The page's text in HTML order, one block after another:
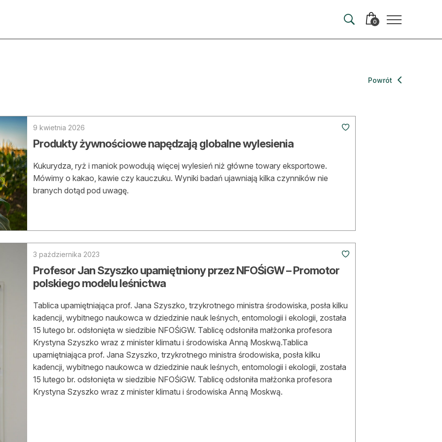
0
do lasu
drwala
na zakupach
prywatne
Archiwum
Kontakt
Powrót
9 kwietnia 2026
Produkty żywnościowe napędzają globalne wylesienia
Kukurydza, ryż i maniok powodują więcej wylesień niż główne towary eksportowe.
Mówimy o kakao, kawie czy kauczuku. Wyniki badań ujawniają kilka czynników nie
branych dotąd pod uwagę.
3 października 2023
Profesor Jan Szyszko upamiętniony przez NFOŚiGW – Promotor
polskiego modelu leśnictwa
Tablica upamiętniająca prof. Jana Szyszko, trzykrotnego ministra środowiska, posła kilku
kadencji, wybitnego naukowca w dziedzinie nauk leśnych, entomologii i ekologii, została
15 lutego br. odsłonięta w siedzibie NFOŚiGW. Tablicę odsłoniła małżonka profesora
Krystyna Szyszko wraz z minister klimatu i środowiska Anną Moskwą.Tablica
upamiętniająca prof. Jana Szyszko, trzykrotnego ministra środowiska, posła kilku
kadencji, wybitnego naukowca w dziedzinie nauk leśnych, entomologii i ekologii, została
15 lutego br. odsłonięta w siedzibie NFOŚiGW. Tablicę odsłoniła małżonka profesora
Krystyna Szyszko wraz z minister klimatu i środowiska Anną Moskwą.